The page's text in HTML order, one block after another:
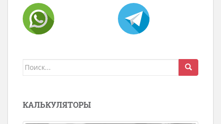
Поиск
КАЛЬКУЛЯТОРЫ